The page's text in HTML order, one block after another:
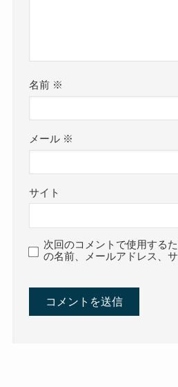
名前 ※
メール ※
サイト
次回のコメントで使用する
の名前、メールアドレス、